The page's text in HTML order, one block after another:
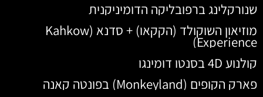
שנורקלינג ברפובליקה הדומיניקנית
מוזיאון השוקולד (הקקאו) + סדנא (Kahkow
Experience)
קולנוע 4D בסנטו דומינגו
פארק הקופים (Monkeyland) בפונטה קאנה